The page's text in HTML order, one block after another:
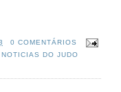
0 COMENTÁRIOS
NOTICIAS DO JUDO